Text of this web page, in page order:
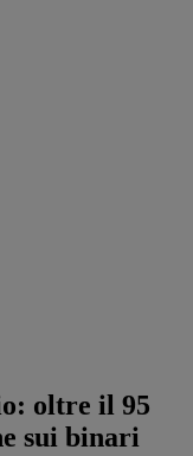
oltre il 95
sui binari